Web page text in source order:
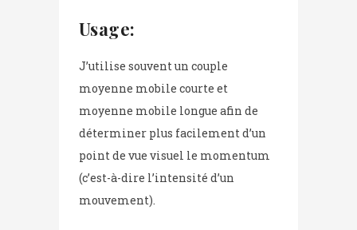
Usage:
J’utilise souvent un couple
moyenne mobile courte et
moyenne mobile longue afin de
déterminer plus facilement d’un
point de vue visuel le momentum
(c’est-à-dire l’intensité d’un
mouvement).